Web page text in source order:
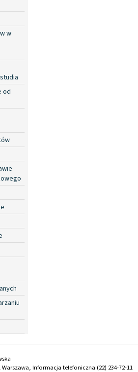
w
od
Warszawa, Informacja telefoniczna (22) 234-72-11